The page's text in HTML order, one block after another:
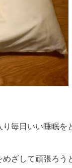
毎日いい睡眠を
ざして頑張ろう